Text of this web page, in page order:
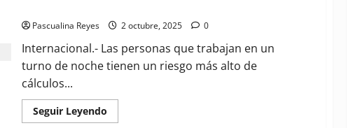
Pascualina Reyes 2 octubre, 2025 0
Internacional.- Las personas que trabajan en un
turno de noche tienen un riesgo más alto de
cálculos...
Seguir LeyendoRead
more